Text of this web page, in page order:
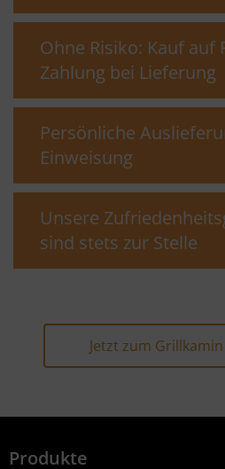
Ohne Risiko: Kauf auf
Zahlung bei Lieferung
Persönliche
Einweisung
Unsere
sind stets zur Stelle
Jetzt zum
Produkte